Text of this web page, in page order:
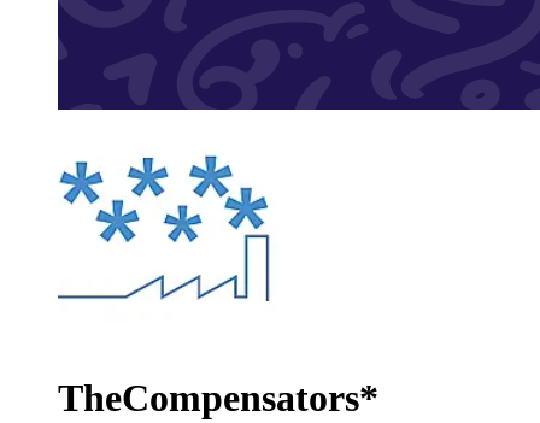
TheCompensators*